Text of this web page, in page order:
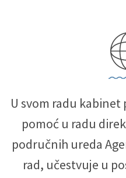
U svom radu
pomoć u radu
područnih ureda
rad, učestvuje u